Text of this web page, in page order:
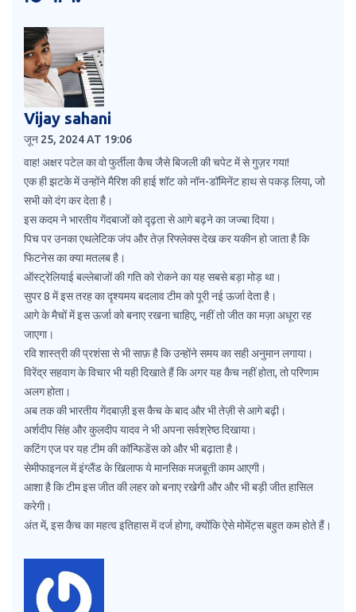
Vijay sahani
जून 25, 2024 AT 19:06
वाह! अक्षर पटेल का वो फुर्तीला कैच जैसे बिजली की चपेट में से गुज़र गया!
एक ही झटके में उन्होंने मैरिश की हाई शॉट को नॉन-डॉमिनेंट हाथ से पकड़ लिया, जो
सभी को दंग कर देता है।
इस कदम ने भारतीय गेंदबाजों को दृढ़ता से आगे बढ़ने का जज्बा दिया।
पिच पर उनका एथलेटिक जंप और तेज़ रिफ्लेक्स देख कर यकीन हो जाता है कि
फिटनेस का क्या मतलब है।
ऑस्ट्रेलियाई बल्लेबाजों की गति को रोकने का यह सबसे बड़ा मोड़ था।
सुपर 8 में इस तरह का दृश्यमय बदलाव टीम को पूरी नई ऊर्जा देता है।
आगे के मैचों में इस ऊर्जा को बनाए रखना चाहिए, नहीं तो जीत का मज़ा अधूरा रह
जाएगा।
रवि शास्त्री की प्रशंसा से भी साफ़ है कि उन्होंने समय का सही अनुमान लगाया।
विरेंद्र सहवाग के विचार भी यही दिखाते हैं कि अगर यह कैच नहीं होता, तो परिणाम
अलग होता।
अब तक की भारतीय गेंदबाज़ी इस कैच के बाद और भी तेज़ी से आगे बढ़ी।
अर्शदीप सिंह और कुलदीप यादव ने भी अपना सर्वश्रेष्ठ दिखाया।
कटिंग एज पर यह टीम की कॉन्फिडेंस को और भी बढ़ाता है।
सेमीफाइनल में इंग्लैंड के खिलाफ ये मानसिक मजबूती काम आएगी।
आशा है कि टीम इस जीत की लहर को बनाए रखेगी और और भी बड़ी जीत हासिल
करेगी।
अंत में, इस कैच का महत्व इतिहास में दर्ज होगा, क्योंकि ऐसे मोमेंट्स बहुत कम होते हैं।